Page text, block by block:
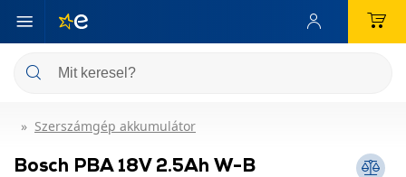
Szerszámgép akkumulátor
Bosch PBA 18V 2.5Ah W-B